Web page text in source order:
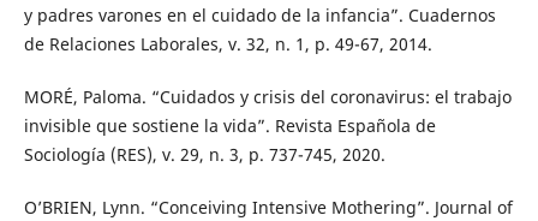
y padres varones en el cuidado de la infancia”. Cuadernos
de Relaciones Laborales, v. 32, n. 1, p. 49-67, 2014.
MORÉ, Paloma. “Cuidados y crisis del coronavirus: el trabajo
invisible que sostiene la vida”. Revista Española de
Sociología (RES), v. 29, n. 3, p. 737-745, 2020.
O’BRIEN, Lynn. “Conceiving Intensive Mothering”. Journal of